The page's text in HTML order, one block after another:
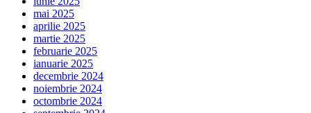
mai 2025
aprilie 2025
martie 2025
februarie 2025
ianuarie 2025
decembrie 2024
noiembrie 2024
octombrie 2024